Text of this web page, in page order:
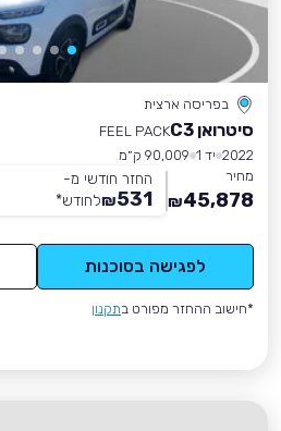
בפריסה ארצית
סיטרואן C3
FEEL PACK
2022 יד 1
90,009 ק״מ
מחיר
45,878
₪
החזר חודשי מ-
531
₪לחודש*
לפגישה בסוכנות
*חישוב ההחזר מפורט בתקנון